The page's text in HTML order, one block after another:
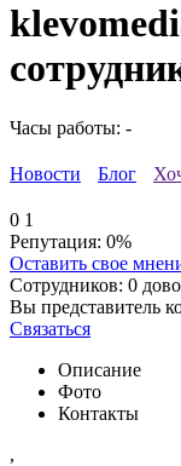
Часы работы: -
Новости Блог
0 1
Репутация: 0%
Оставить свое
Сотрудников: 0
Вы представитель
Связаться
Описание
Фото
Контакты
,